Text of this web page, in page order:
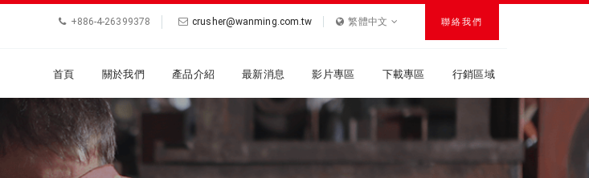
+886-4-26399378 crusher@wanming.com.tw 繁體中文 聯絡我們
首頁 關於我們 產品介紹 最新消息 影片專區 下載專區 行銷區域